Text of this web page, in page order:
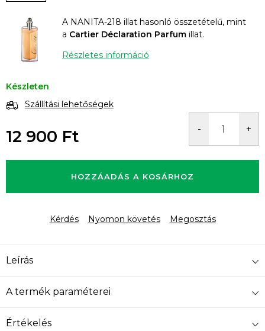
A NANITA-218 illat hasonló összetételű, mint
a Cartier Déclaration Parfum illat.
Részletes információ
Készleten
Szállítási lehetőségek
12 900 Ft
HOZZÁADÁS A KOSÁRHOZ
Kérdés Nyomon követés Megosztás
Leírás
A termék paraméterei
Értékelés